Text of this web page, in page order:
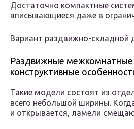
Достаточно компактные
вписывающиеся даже в
Вариант раздвижно-складной
Раздвижные межкомнатные
конструктивные
Такие модели состоят из
всего небольшой ширины.
и открывается, ламели